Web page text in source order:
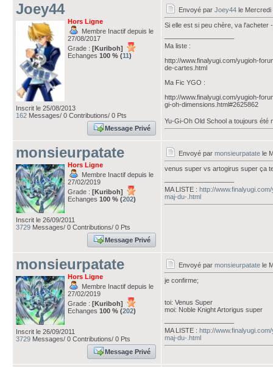
Joey44
Hors Ligne
Membre Inactif depuis le
27/08/2017
Grade : [Kuriboh]
Echanges 100 % (11)
Inscrit le 25/08/2013
162 Messages/ 0 Contributions/ 0 Pts
Message Privé
Envoyé par Joey44 le Mercredi
Si elle est si peu chère, va l'acheter
Ma liste :
http://www.finalyugi.com/yugioh-
de-cartes.html
Ma Fic YGO :
http://www.finalyugi.com/yugioh-
gi-oh-dimensions.html#2625862
Yu-Gi-Oh Old School a toujours été
monsieurpatate
Hors Ligne
Membre Inactif depuis le
27/02/2019
Grade : [Kuriboh]
Echanges 100 % (202)
Inscrit le 26/09/2011
3729 Messages/ 0 Contributions/ 0 Pts
Message Privé
Envoyé par monsieurpatate le
venus super vs artogirus super ça
MA LISTE : http://
maj-du-.html
monsieurpatate
Hors Ligne
Membre Inactif depuis le
27/02/2019
Grade : [Kuriboh]
Echanges 100 % (202)
Inscrit le 26/09/2011
3729 Messages/ 0 Contributions/ 0 Pts
Message Privé
Envoyé par monsieurpatate le
je confirme;
toi: Venus Super
moi: Noble Knight Artorigus super
MA LISTE : http://
maj-du-.html